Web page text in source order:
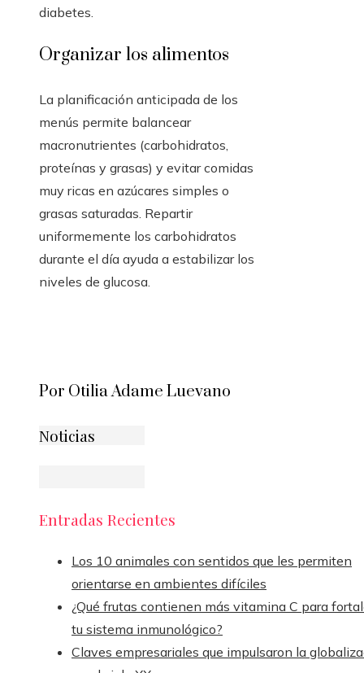
diabetes.
Organizar los alimentos
La planificación anticipada de los
menús permite balancear
macronutrientes (carbohidratos,
proteínas y grasas) y evitar comidas
muy ricas en azúcares simples o
grasas saturadas. Repartir
uniformemente los carbohidratos
durante el día ayuda a estabilizar los
niveles de glucosa.
Por Otilia Adame Luevano
Noticias
Entradas Recientes
Los 10 animales con sentidos que les permiten
orientarse en ambientes difíciles
¿Qué frutas contienen más vitamina C para
tu sistema inmunológico?
Claves empresariales que impulsaron la